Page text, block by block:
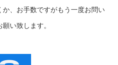
、お手数ですがもう一度お問い
い致します。